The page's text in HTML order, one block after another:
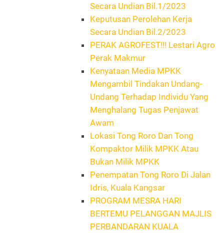
Secara Undian Bil.1/2023
Keputusan Perolehan Kerja
Secara Undian Bil.2/2023
PERAK AGROFEST!!! Lestari Agro
Perak Makmur
Kenyataan Media MPKK
Mengambil Tindakan Undang-
Undang Terhadap Individu Yang
Menghalang Tugas Penjawat
Awam
Lokasi Tong Roro Dan Tong
Kompaktor Milik MPKK Atau
Bukan Milik MPKK
Penempatan Tong Roro Di Jalan
Idris, Kuala Kangsar
PROGRAM MESRA HARI
BERTEMU PELANGGAN MAJLIS
PERBANDARAN KUALA